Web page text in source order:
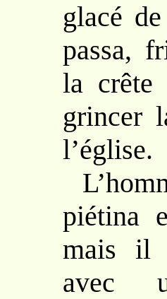
glacé
passa,
la
grincer
l’église.
piétina
mais il
avec